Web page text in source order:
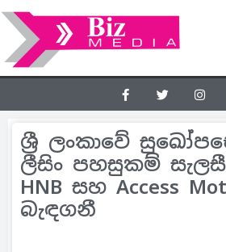
ශ්‍රී ලංකාවේ
ලීසිං පහසුකම්
HNB සහ Access
බැඳගනී